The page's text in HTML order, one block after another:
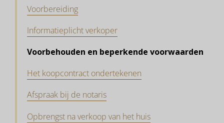
Voorbereiding
Informatieplicht verkoper
Voorbehouden en beperkende voorwaarden
Het koopcontract ondertekenen
Afspraak bij de notaris
Opbrengst na verkoop van het huis